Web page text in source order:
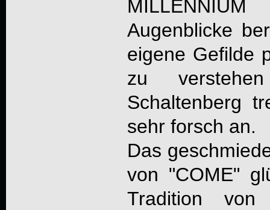
MILLENNIUM
Augenblicke
eigene Gefilde
zu
Schaltenberg
sehr forsch an.
Das
von "COME"
Tradition von